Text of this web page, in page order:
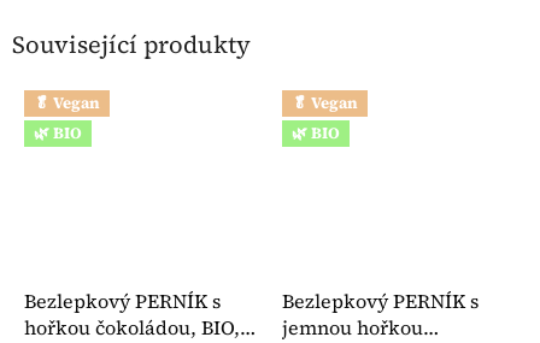
Související produkty
🥬 Vegan
🌿 BIO
Bezlepkový PERNÍK s
hořkou čokoládou, BIO,
🥬 Vegan
🌿 BIO
Bezlepkový PERNÍK s
jemnou hořkou